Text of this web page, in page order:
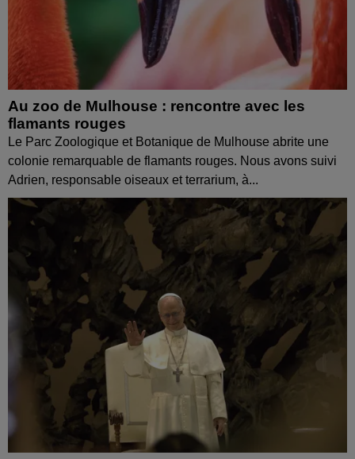
Au zoo de Mulhouse : rencontre avec les
flamants rouges
Le Parc Zoologique et Botanique de Mulhouse abrite une
colonie remarquable de flamants rouges. Nous avons suivi
Adrien, responsable oiseaux et terrarium, à...